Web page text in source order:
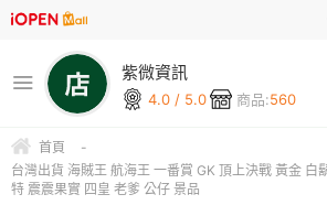
紫微資訊
4.0 / 5.0 商品:560
首頁
-
台灣出貨 海賊王 航海王 一番賞 GK 頂上決戰 黃金 白
特 震震果實 四皇 老爹 公仔 景品